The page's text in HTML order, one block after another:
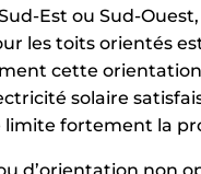
Est ou Sud-
les toits orientés
cette
solaire
limite fortement la